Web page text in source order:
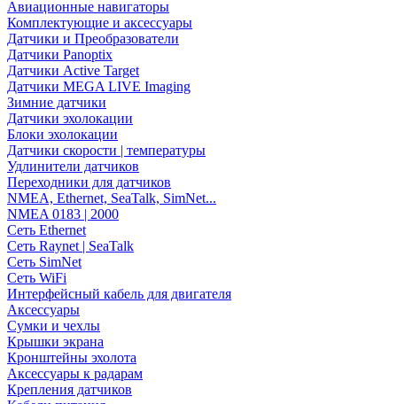
Авиационные навигаторы
Комплектующие и аксессуары
Датчики и Преобразователи
Датчики Panoptix
Датчики Active Target
Датчики MEGA LIVE Imaging
Зимние датчики
Датчики эхолокации
Блоки эхолокации
Датчики скорости | температуры
Удлинители датчиков
Переходники для датчиков
NMEA, Ethernet, SeaTalk, SimNet...
NMEA 0183 | 2000
Сеть Ethernet
Сеть Raynet | SeaTalk
Сеть SimNet
Сеть WiFi
Интерфейсный кабель для двигателя
Аксессуары
Сумки и чехлы
Крышки экрана
Кронштейны эхолота
Аксессуары к радарам
Крепления датчиков